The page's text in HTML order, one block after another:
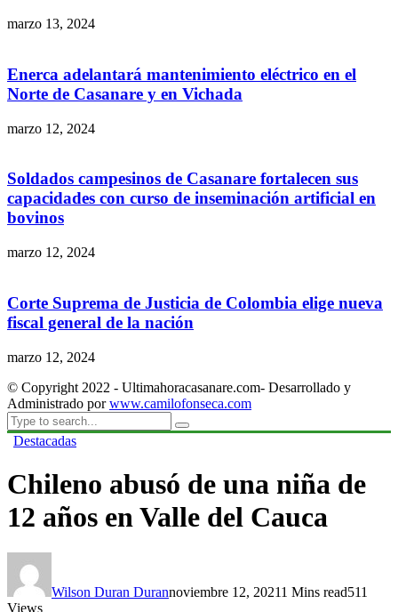
marzo 13, 2024
Enerca adelantará mantenimiento eléctrico en el
Norte de Casanare y en Vichada
marzo 12, 2024
Soldados campesinos de Casanare fortalecen sus
capacidades con curso de inseminación artificial en
bovinos
marzo 12, 2024
Corte Suprema de Justicia de Colombia elige nueva
fiscal general de la nación
marzo 12, 2024
© Copyright 2022 - Ultimahoracasanare.com- Desarrollado y
Administrado porwww.camilofonseca.com
Destacadas
Chileno abusó de una niña de
12 años en Valle del Cauca
Wilson Duran Durannoviembre 12, 20211 Mins read511
Views